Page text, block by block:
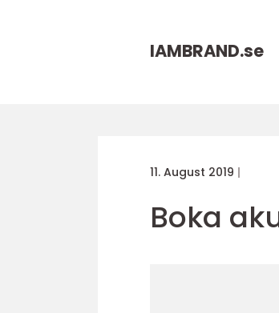
IAMBRAND.se
11. August 2019
Boka